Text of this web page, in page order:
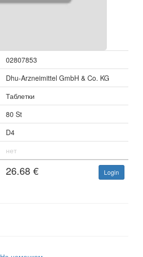
02807853
Dhu-Arzneimittel GmbH & Co. KG
Таблетки
80 St
D4
нет
26.68 € Login